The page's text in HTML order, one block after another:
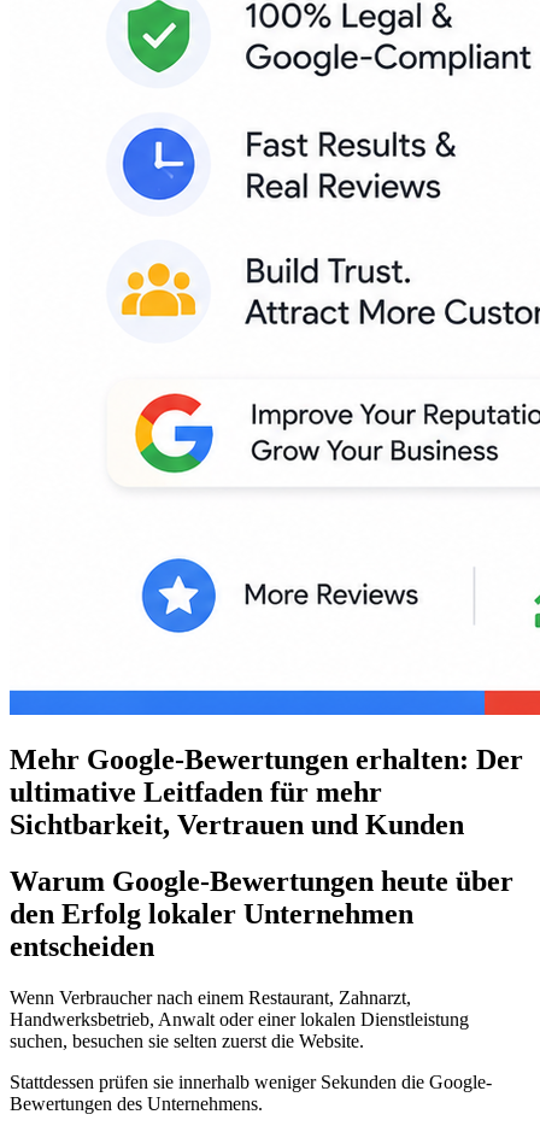
Mehr Google-Bewertungen erhalten: Der
ultimative Leitfaden für mehr
Sichtbarkeit, Vertrauen und Kunden
Warum Google-Bewertungen heute über
den Erfolg lokaler Unternehmen
entscheiden
Wenn Verbraucher nach einem Restaurant, Zahnarzt,
Handwerksbetrieb, Anwalt oder einer lokalen Dienstleistung
suchen, besuchen sie selten zuerst die Website.
Stattdessen prüfen sie innerhalb weniger Sekunden die Google-
Bewertungen des Unternehmens.